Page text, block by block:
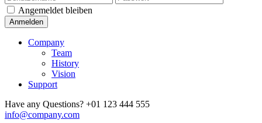
Angemeldet bleiben
Company
Team
History
Vision
Support
Have any Questions? +01 123 444 555
info@company.com